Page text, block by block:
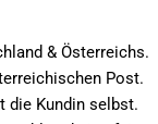
& Österreichs.
Post.
die Kundin selbst.